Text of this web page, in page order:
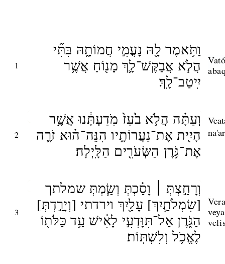
1
וַתֹּ֥אמֶר לָ֖הּ נָעֳמִ֣י חֲמוֹתָ֑הּ בִּתִּ֞י
הֲלֹ֧א אֲבַקֶּשׁ־לָ֛ךְ מָנ֖וֹחַ אֲשֶׁ֥ר
יִֽיטַב־לָֽךְ׃
2
וְעַתָּ֗ה הֲלֹ֥א בֹ֙עַז֙ מֹֽדַעְתָּ֔נוּ אֲשֶׁ֥ר
הָיִ֖ית אֶת־נַעֲרוֹתָ֑יו הִנֵּה־ה֗וּא זֹרֶ֛ה
אֶת־גֹּ֥רֶן הַשְּׂעֹרִ֖ים הַלָּֽיְלָה׃
3
וְרָחַ֣צְתְּ ׀ וָסַ֗כְתְּ וְשַׂ֧מְתְּ שמלתך
[שִׂמְלֹתַ֛יִךְ] עָלַ֖יִךְ וירדתי [וְיָרַ֣דְתְּ]
הַגֹּ֑רֶן אַל־תִּוָּדְעִ֣י לָאִ֔ישׁ עַ֥ד כַּלֹּת֖וֹ
לֶאֱכֹ֥ל וְלִשְׁתּֽוֹת׃